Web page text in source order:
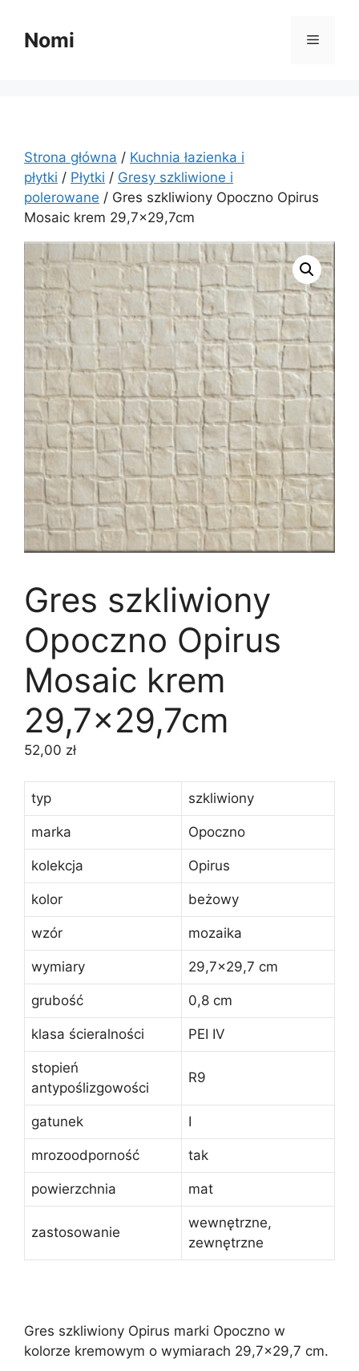
treściNomi Menu
Strona główna / Kuchnia łazienka i
płytki / Płytki / Gresy szkliwione i
polerowane / Gres szkliwiony Opoczno Opirus
Mosaic krem 29,7×29,7cm
Gres szkliwiony
Opoczno Opirus
Mosaic krem
29,7×29,7cm
52,00 zł
typ szkliwiony
marka Opoczno
kolekcja Opirus
kolor beżowy
wzór mozaika
wymiary 29,7×29,7 cm
grubość 0,8 cm
klasa ścieralności PEI IV
stopień
antypoślizgowości
R9
gatunek I
mrozoodporność tak
powierzchnia mat
zastosowanie
wewnętrzne,
zewnętrzne
Gres szkliwiony Opirus marki Opoczno w
kolorze kremowym o wymiarach 29,7×29,7 cm.